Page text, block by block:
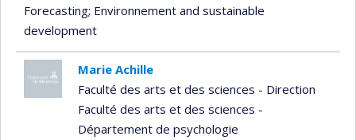
Forecasting; Environnement and sustainable
development
Marie Achille
Faculté des arts et des sciences - Direction
Faculté des arts et des sciences -
Département de psychologie